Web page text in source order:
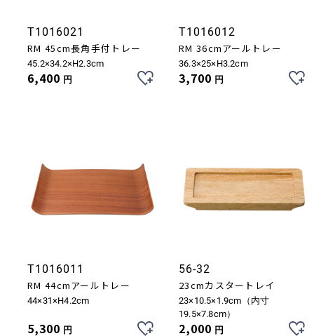
T1016021
RM 45cm長角手付トレー
45.2×34.2×H2.3cm
6,400 円
T1016012
RM 36cmアールトレー
36.3×25×H3.2cm
3,700 円
T1016011
RM 44cmアールトレー
44×31×H4.2cm
5,300 円
56-32
23cmカスタートレイ
23×10.5×1.9cm（内寸
19.5×7.8cm）
2,000 円